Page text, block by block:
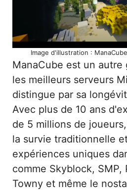
Image d'illustration :
ManaCube est un autre
les meilleurs serveurs
distingue par sa
Avec plus de 10 ans
de 5 millions de
la survie traditionnelle
expériences uniques
comme Skyblock, SMP,
Towny et même le